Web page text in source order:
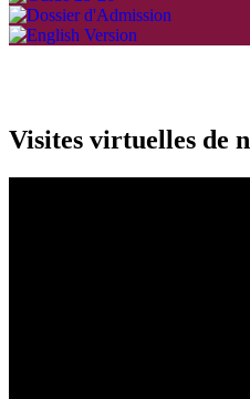
Visites virtuelles de